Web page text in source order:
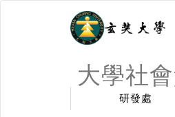
大學社
研發處